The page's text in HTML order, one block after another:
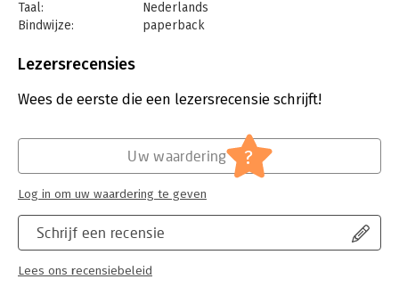
Taal:
Nederlands
Bindwijze:
paperback
Uitgever:
Verschijningsdatum:
22-12-2025
Bouwrecht [aanneming van werk; UAV;
aanbesteding; PPS;
Serie:
Bouw- en Aanbestedingsrecht
Lezersrecensies
Wees de eerste die een lezersrecensie schrijft!
Schrijf een recensie
Lees ons recensiebeleid
Uw waardering ?
Log in om uw waardering te geven